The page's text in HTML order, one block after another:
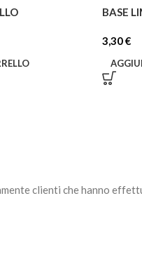
BASE
3,30€
clienti che hanno